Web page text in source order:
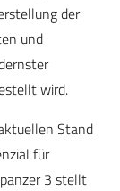
der
und
wird.
Stand
für
3 stellt